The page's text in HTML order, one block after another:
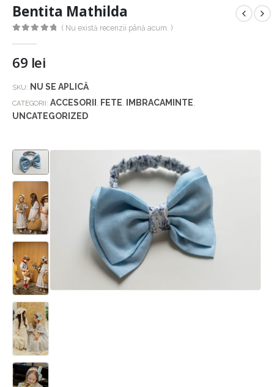
Bentita Mathilda
( Nu există recenzii până acum. )
69 lei
SKU: NU SE APLICĂ
CATEGORII: ACCESORII , FETE, IMBRACAMINTE,
UNCATEGORIZED